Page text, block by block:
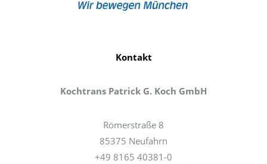
Kontakt
Kochtrans Patrick G. Koch GmbH
Römerstraße 8
85375 Neufahrn
+49 8165 40381-0